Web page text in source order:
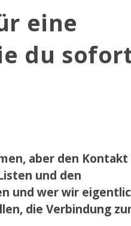
eine
du
aber den Kontakt
und den
und wer wir
die Verbindung